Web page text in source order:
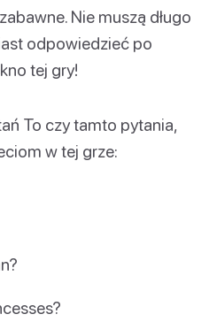
Nie muszą długo
odpowiedzieć po
tej gry!
To czy tamto pytania,
w tej grze: